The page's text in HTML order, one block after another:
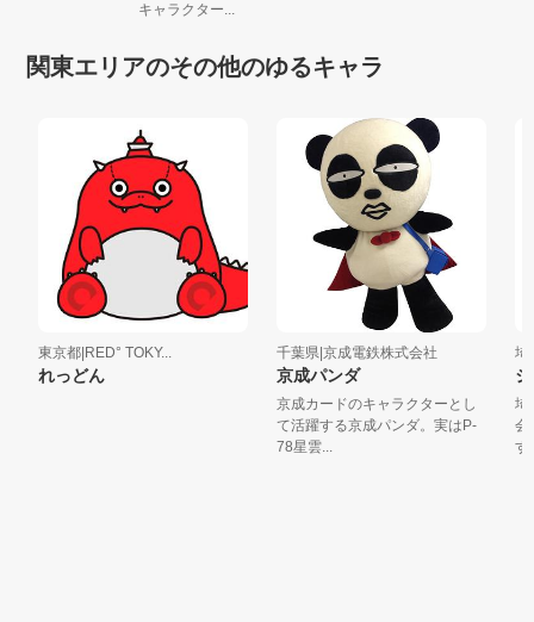
キャラクター...
関東エリアのその他のゆるキャラ
東京都|RED° TOKY...
れっどん
千葉県|京成電鉄株式会社
京成パンダ
京成カードのキャラクターとし
て活躍する京成パンダ。実はP-
78星雲...
埼
ジ
埼
会
す